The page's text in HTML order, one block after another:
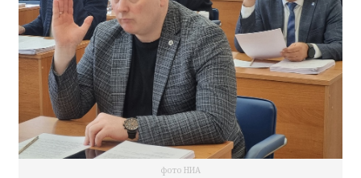
фото НИА